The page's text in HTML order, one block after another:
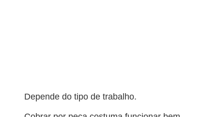
Depende do tipo de trabalho.